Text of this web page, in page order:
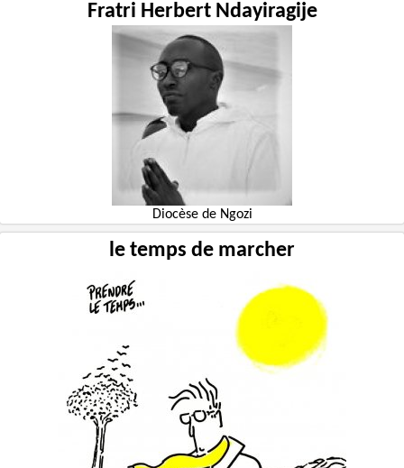
Fratri Herbert Ndayiragije
Diocèse de Ngozi
le temps de marcher